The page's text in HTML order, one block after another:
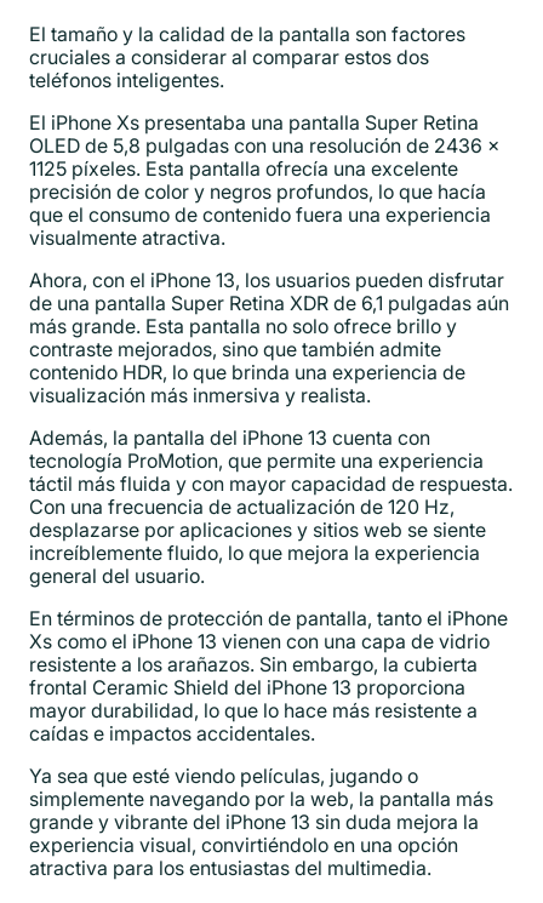
El tamaño y la calidad de la pantalla son factores
cruciales a considerar al comparar estos dos
teléfonos inteligentes.
El iPhone Xs presentaba una pantalla Super Retina
OLED de 5,8 pulgadas con una resolución de 2436 x
1125 píxeles. Esta pantalla ofrecía una excelente
precisión de color y negros profundos, lo que hacía
que el consumo de contenido fuera una experiencia
visualmente atractiva.
Ahora, con el iPhone 13, los usuarios pueden disfrutar
de una pantalla Super Retina XDR de 6,1 pulgadas aún
más grande. Esta pantalla no solo ofrece brillo y
contraste mejorados, sino que también admite
contenido HDR, lo que brinda una experiencia de
visualización más inmersiva y realista.
Además, la pantalla del iPhone 13 cuenta con
tecnología ProMotion, que permite una experiencia
táctil más fluida y con mayor capacidad de respuesta.
Con una frecuencia de actualización de 120 Hz,
desplazarse por aplicaciones y sitios web se siente
increíblemente fluido, lo que mejora la experiencia
general del usuario.
En términos de protección de pantalla, tanto el iPhone
Xs como el iPhone 13 vienen con una capa de vidrio
resistente a los arañazos. Sin embargo, la cubierta
frontal Ceramic Shield del iPhone 13 proporciona
mayor durabilidad, lo que lo hace más resistente a
caídas e impactos accidentales.
Ya sea que esté viendo películas, jugando o
simplemente navegando por la web, la pantalla más
grande y vibrante del iPhone 13 sin duda mejora la
experiencia visual, convirtiéndolo en una opción
atractiva para los entusiastas del multimedia.